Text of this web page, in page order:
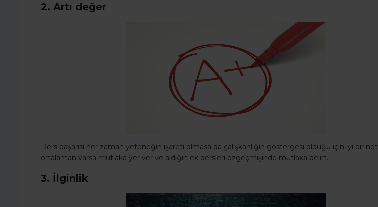
2. Artı değer
Ders başarısı her zaman yeteneğin işareti olmasa da çalışkanlığın göstergesi olduğu için iyi bir not
ortalaman varsa mutlaka yer ver ve aldığın ek dersleri özgeçmişinde mutlaka belirt.
3. İlginlik